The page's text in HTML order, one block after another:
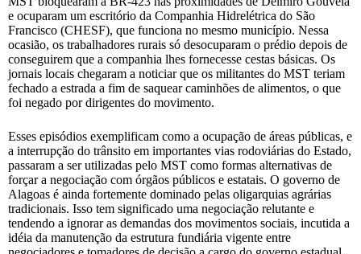
e ocuparam um escritório da Companhia Hidrelétrica do São
Francisco (CHESF), que funciona no mesmo município. Nessa
ocasião, os trabalhadores rurais só desocuparam o prédio depois de
conseguirem que a companhia lhes fornecesse cestas básicas. Os
jornais locais chegaram a noticiar que os militantes do MST teriam
fechado a estrada a fim de saquear caminhões de alimentos, o que
foi negado por dirigentes do movimento.
Esses episódios exemplificam como a ocupação de áreas públicas, e
a interrupção do trânsito em importantes vias rodoviárias do Estado,
passaram a ser utilizadas pelo MST como formas alternativas de
forçar a negociação com órgãos públicos e estatais. O governo de
Alagoas é ainda fortemente dominado pelas oligarquias agrárias
tradicionais. Isso tem significado uma negociação relutante e
tendendo a ignorar as demandas dos movimentos sociais, incutida a
idéia da manutenção da estrutura fundiária vigente entre